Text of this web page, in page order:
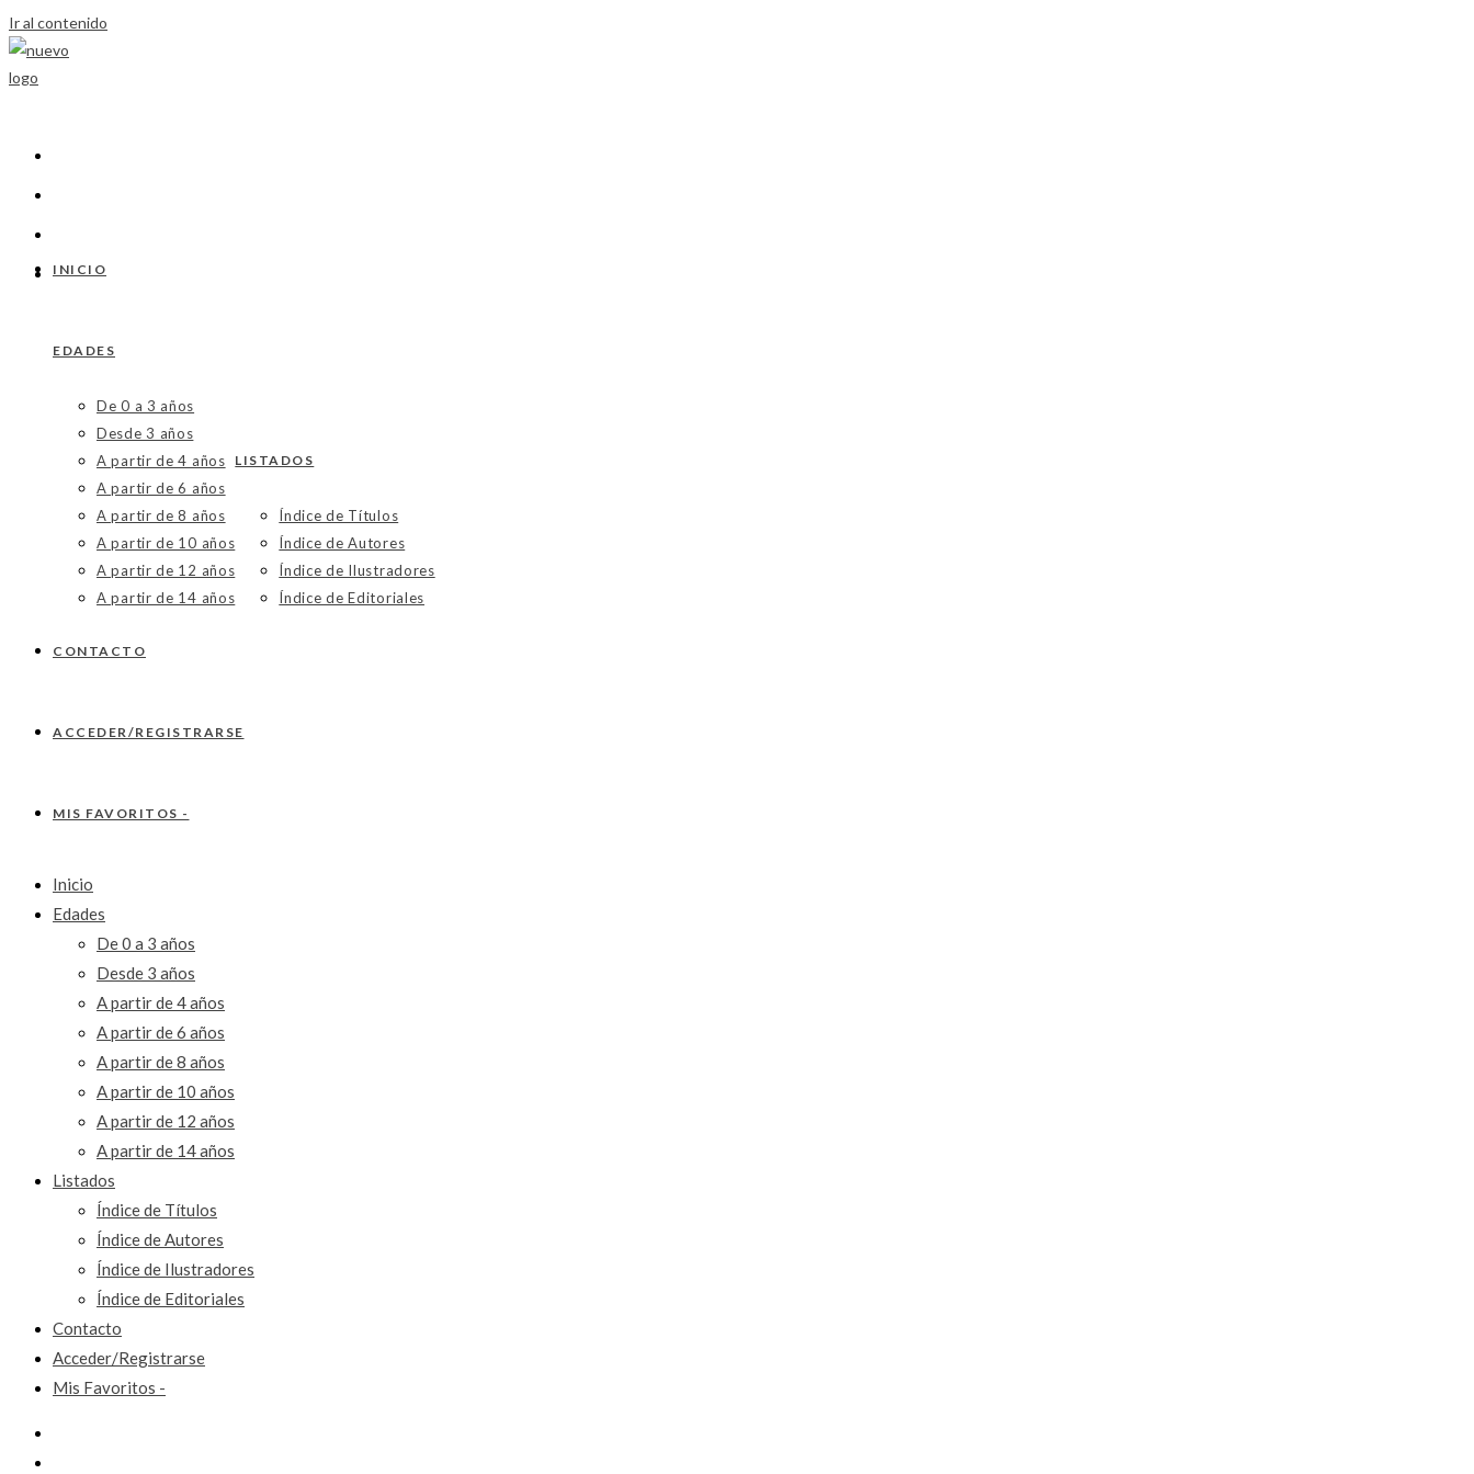
Ir al contenido
INICIO
EDADES
De 0 a 3 años
Desde 3 años
A partir de 4 años
A partir de 6 años
A partir de 8 años
A partir de 10 años
A partir de 12 años
A partir de 14 años
LISTADOS
Índice de Títulos
Índice de Autores
Índice de Ilustradores
Índice de Editoriales
CONTACTO
ACCEDER/REGISTRARSE
MIS FAVORITOS -
Inicio
Edades
De 0 a 3 años
Desde 3 años
A partir de 4 años
A partir de 6 años
A partir de 8 años
A partir de 10 años
A partir de 12 años
A partir de 14 años
Listados
Índice de Títulos
Índice de Autores
Índice de Ilustradores
Índice de Editoriales
Contacto
Acceder/Registrarse
Mis Favoritos -